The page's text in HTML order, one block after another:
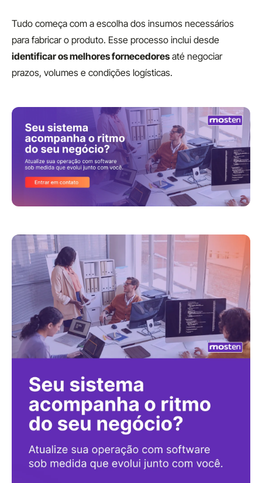
Tudo começa com a escolha dos insumos necessários
para fabricar o produto. Esse processo inclui desde
identificar os melhores fornecedoresaté negociar
prazos, volumes e condições logísticas.